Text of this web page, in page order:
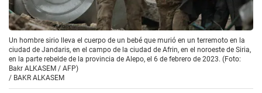
Un hombre sirio lleva el cuerpo de un bebé que murió en un terremoto en la
ciudad de Jandaris, en el campo de la ciudad de Afrin, en el noroeste de Siria,
en la parte rebelde de la provincia de Alepo, el 6 de febrero de 2023. (Foto:
Bakr ALKASEM / AFP)
/ BAKR ALKASEM